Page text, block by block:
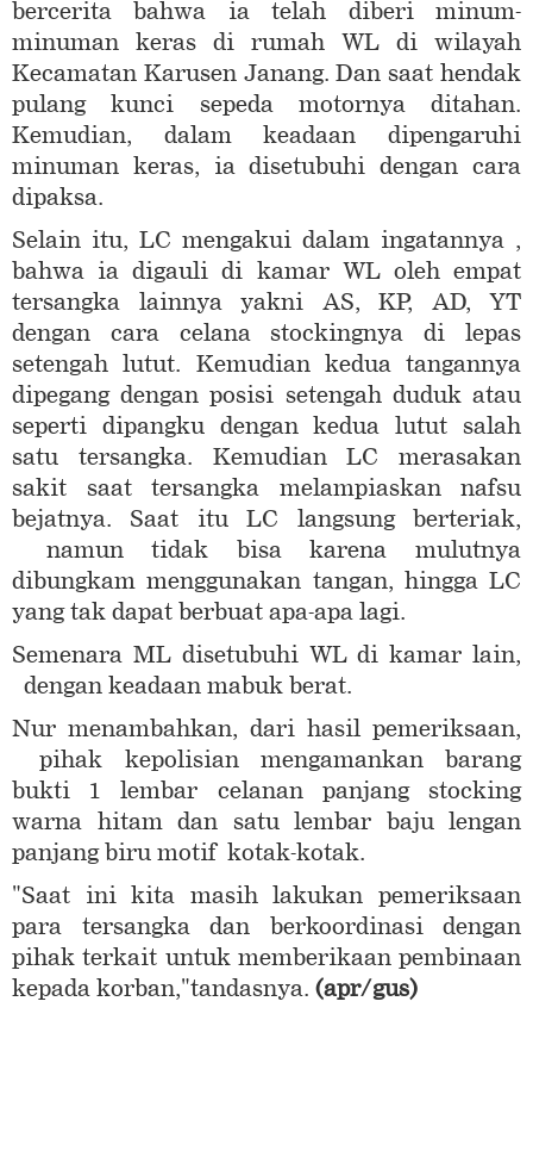
bercerita bahwa ia telah diberi minum-
minuman keras di rumah WL di wilayah
Kecamatan Karusen Janang. Dan saat hendak
pulang kunci sepeda motornya ditahan.
Kemudian, dalam keadaan dipengaruhi
minuman keras, ia disetubuhi dengan cara
dipaksa.
Selain itu, LC mengakui dalam ingatannya ,
bahwa ia digauli di kamar WL oleh empat
tersangka lainnya yakni AS, KP, AD, YT
dengan cara celana stockingnya di lepas
setengah lutut. Kemudian kedua tangannya
dipegang dengan posisi setengah duduk atau
seperti dipangku dengan kedua lutut salah
satu tersangka. Kemudian LC merasakan
sakit saat tersangka melampiaskan nafsu
bejatnya. Saat itu LC langsung berteriak,
namun tidak bisa karena mulutnya
dibungkam menggunakan tangan, hingga LC
yang tak dapat berbuat apa-apa lagi.
Semenara ML disetubuhi WL di kamar lain,
dengan keadaan mabuk berat.
Nur menambahkan, dari hasil pemeriksaan,
pihak kepolisian mengamankan barang
bukti 1 lembar celanan panjang stocking
warna hitam dan satu lembar baju lengan
panjang biru motif kotak-kotak.
"Saat ini kita masih lakukan pemeriksaan
para tersangka dan berkoordinasi dengan
pihak terkait untuk memberikaan pembinaan
kepada korban,"tandasnya. (apr/gus)